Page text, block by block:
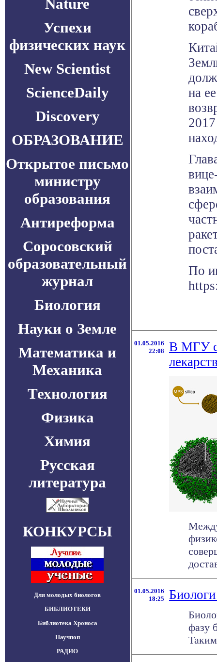
Nature
Успехи
физических наук
New Scientist
ScienceDaily
Discovery
ОБРАЗОВАНИЕ
Открытое письмо
министру
образования
Антиреформа
Соросовский
образовательный
журнал
Биология
Науки о Земле
Математика и
Механика
Технология
Физика
Химия
Русская
литература
КОНКУРСЫ
Для молодых биологов
БИБЛИОТЕКИ
Библиотека Хроноса
Научпоп
РАДИО
на
По
01.05.2016
22:08
В МГУ
01.05.2016
18:25
фазу